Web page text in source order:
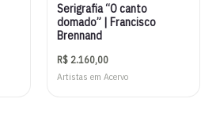
Serigrafia “O canto
domado” | Francisco
Brennand
R$ 2.160,00
Artistas em Acervo